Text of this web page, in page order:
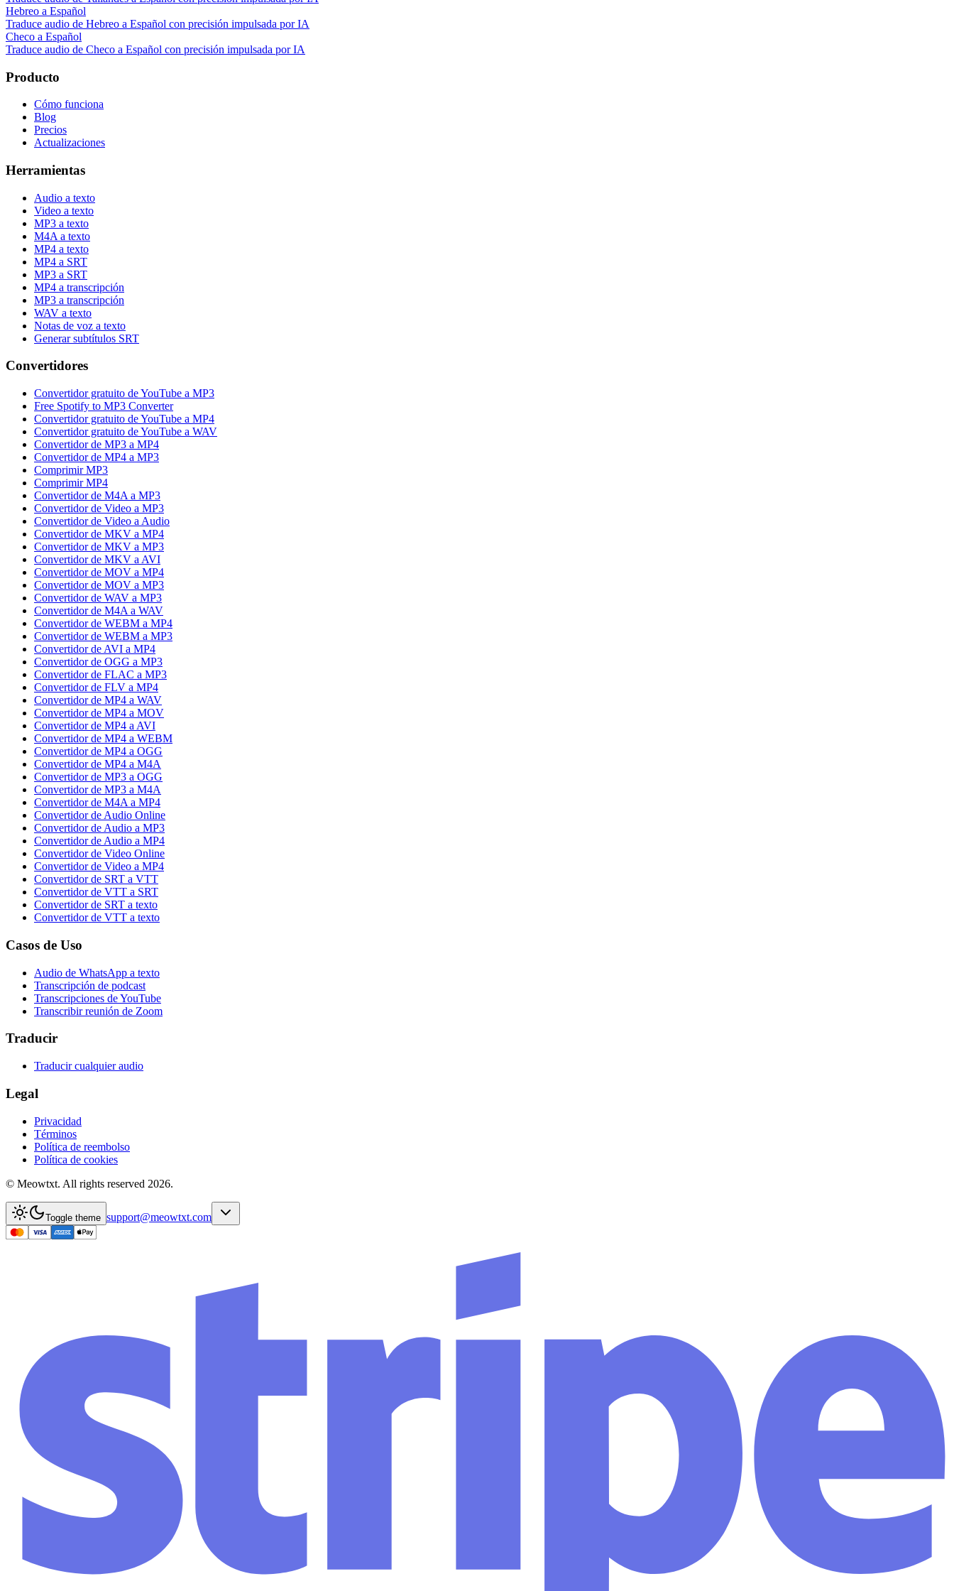
Hebreo a Español
Traduce audio de Hebreo a Español con precisión impulsada por IA
Checo a Español
Traduce audio de Checo a Español con precisión impulsada por IA
Producto
Cómo funciona
Blog
Precios
Actualizaciones
Herramientas
Audio a texto
Video a texto
MP3 a texto
M4A a texto
MP4 a texto
MP4 a SRT
MP3 a SRT
MP4 a transcripción
MP3 a transcripción
WAV a texto
Notas de voz a texto
Generar subtítulos SRT
Convertidores
Convertidor gratuito de YouTube a MP3
Free Spotify to MP3 Converter
Convertidor gratuito de YouTube a MP4
Convertidor gratuito de YouTube a WAV
Convertidor de MP3 a MP4
Convertidor de MP4 a MP3
Comprimir MP3
Comprimir MP4
Convertidor de M4A a MP3
Convertidor de Video a MP3
Convertidor de Video a Audio
Convertidor de MKV a MP4
Convertidor de MKV a MP3
Convertidor de MKV a AVI
Convertidor de MOV a MP4
Convertidor de MOV a MP3
Convertidor de WAV a MP3
Convertidor de M4A a WAV
Convertidor de WEBM a MP4
Convertidor de WEBM a MP3
Convertidor de AVI a MP4
Convertidor de OGG a MP3
Convertidor de FLAC a MP3
Convertidor de FLV a MP4
Convertidor de MP4 a WAV
Convertidor de MP4 a MOV
Convertidor de MP4 a AVI
Convertidor de MP4 a WEBM
Convertidor de MP4 a OGG
Convertidor de MP4 a M4A
Convertidor de MP3 a OGG
Convertidor de MP3 a M4A
Convertidor de M4A a MP4
Convertidor de Audio Online
Convertidor de Audio a MP3
Convertidor de Audio a MP4
Convertidor de Video Online
Convertidor de Video a MP4
Convertidor de SRT a VTT
Convertidor de VTT a SRT
Convertidor de SRT a texto
Convertidor de VTT a texto
Casos de Uso
Audio de WhatsApp a texto
Transcripción de podcast
Transcripciones de YouTube
Transcribir reunión de Zoom
Traducir
Traducir cualquier audio
Legal
Privacidad
Términos
Política de reembolso
Política de cookies
© Meowtxt. All rights reserved 2026.
Toggle theme support@meowtxt.com